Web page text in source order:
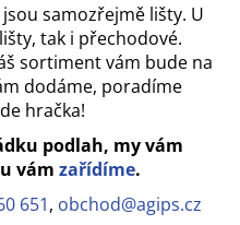
samozřejmě lišty. U
tak i přechodové.
sortiment vám bude na
dodáme, poradíme
hračka!
podlah, my vám
vám zařídíme.
651, obchod@agips.cz